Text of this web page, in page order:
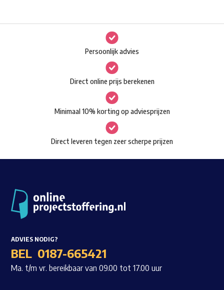
Waar ben je naar op zoek?
Deze
optie
kan
gekozen
worden
op
de
productpagina
Persoonlijk advies
Direct online prijs berekenen
Minimaal 10% korting op adviesprijzen
Direct leveren tegen zeer scherpe prijzen
ADVIES NODIG?
BEL 0187-665421
Ma. t/m vr. bereikbaar van 09.00 tot 17.00 uur